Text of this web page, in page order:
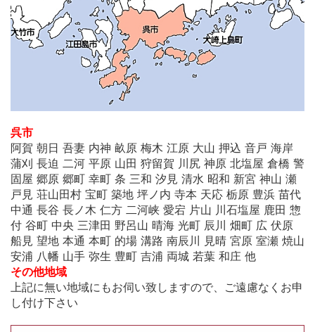
呉市
阿賀 朝日 吾妻 内神 畝原 梅木 江原 大山 押込 音戸 海岸
蒲刈 長迫 二河 平原 山田 狩留賀 川尻 神原 北塩屋 倉橋 警
固屋 郷原 郷町 幸町 条 三和 汐見 清水 昭和 新宮 神山 瀬
戸見 荘山田村 宝町 築地 坪ノ内 寺本 天応 栃原 豊浜 苗代
中通 長谷 長ノ木 仁方 二河峡 愛宕 片山 川石塩屋 鹿田 惣
付 谷町 中央 三津田 野呂山 晴海 光町 辰川 畑町 広 伏原
船見 望地 本通 本町 的場 溝路 南辰川 見晴 宮原 室瀬 焼山
安浦 八幡 山手 弥生 豊町 吉浦 両城 若葉 和庄 他
その他地域
上記に無い地域にもお伺い致しますので、ご遠慮なくお申
し付け下さい